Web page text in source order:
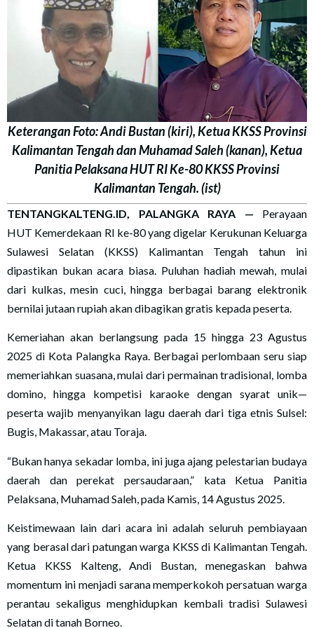
Keterangan Foto: Andi Bustan (kiri), Ketua KKSS Provinsi
Kalimantan Tengah dan Muhamad Saleh (kanan), Ketua
Panitia Pelaksana HUT RI Ke-80 KKSS Provinsi
Kalimantan Tengah. (ist)
TENTANGKALTENG.ID, PALANGKA RAYA — Perayaan
HUT Kemerdekaan RI ke-80 yang digelar Kerukunan Keluarga
Sulawesi Selatan (KKSS) Kalimantan Tengah tahun ini
dipastikan bukan acara biasa. Puluhan hadiah mewah, mulai
dari kulkas, mesin cuci, hingga berbagai barang elektronik
bernilai jutaan rupiah akan dibagikan gratis kepada peserta.
Kemeriahan akan berlangsung pada 15 hingga 23 Agustus
2025 di Kota Palangka Raya. Berbagai perlombaan seru siap
memeriahkan suasana, mulai dari permainan tradisional, lomba
domino, hingga kompetisi karaoke dengan syarat unik—
peserta wajib menyanyikan lagu daerah dari tiga etnis Sulsel:
Bugis, Makassar, atau Toraja.
“Bukan hanya sekadar lomba, ini juga ajang pelestarian budaya
daerah dan perekat persaudaraan,” kata Ketua Panitia
Pelaksana, Muhamad Saleh, pada Kamis, 14 Agustus 2025.
Keistimewaan lain dari acara ini adalah seluruh pembiayaan
yang berasal dari patungan warga KKSS di Kalimantan Tengah.
Ketua KKSS Kalteng, Andi Bustan, menegaskan bahwa
momentum ini menjadi sarana memperkokoh persatuan warga
perantau sekaligus menghidupkan kembali tradisi Sulawesi
Selatan di tanah Borneo.